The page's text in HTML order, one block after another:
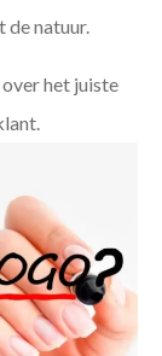
natuur.
het juiste